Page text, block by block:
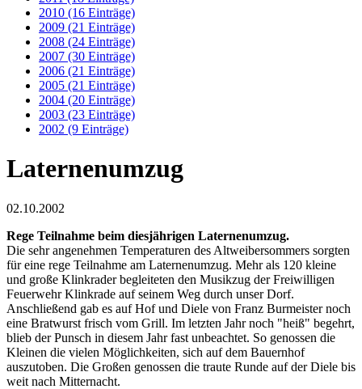
2010 (16 Einträge)
2009 (21 Einträge)
2008 (24 Einträge)
2007 (30 Einträge)
2006 (21 Einträge)
2005 (21 Einträge)
2004 (20 Einträge)
2003 (23 Einträge)
2002 (9 Einträge)
Laternenumzug
02.10.2002
Rege Teilnahme beim diesjährigen Laternenumzug.
Die sehr angenehmen Temperaturen des Altweibersommers sorgten
für eine rege Teilnahme am Laternenumzug. Mehr als 120 kleine
und große Klinkrader begleiteten den Musikzug der Freiwilligen
Feuerwehr Klinkrade auf seinem Weg durch unser Dorf.
Anschließend gab es auf Hof und Diele von Franz Burmeister noch
eine Bratwurst frisch vom Grill. Im letzten Jahr noch "heiß" begehrt,
blieb der Punsch in diesem Jahr fast unbeachtet. So genossen die
Kleinen die vielen Möglichkeiten, sich auf dem Bauernhof
auszutoben. Die Großen genossen die traute Runde auf der Diele bis
weit nach Mitternacht.